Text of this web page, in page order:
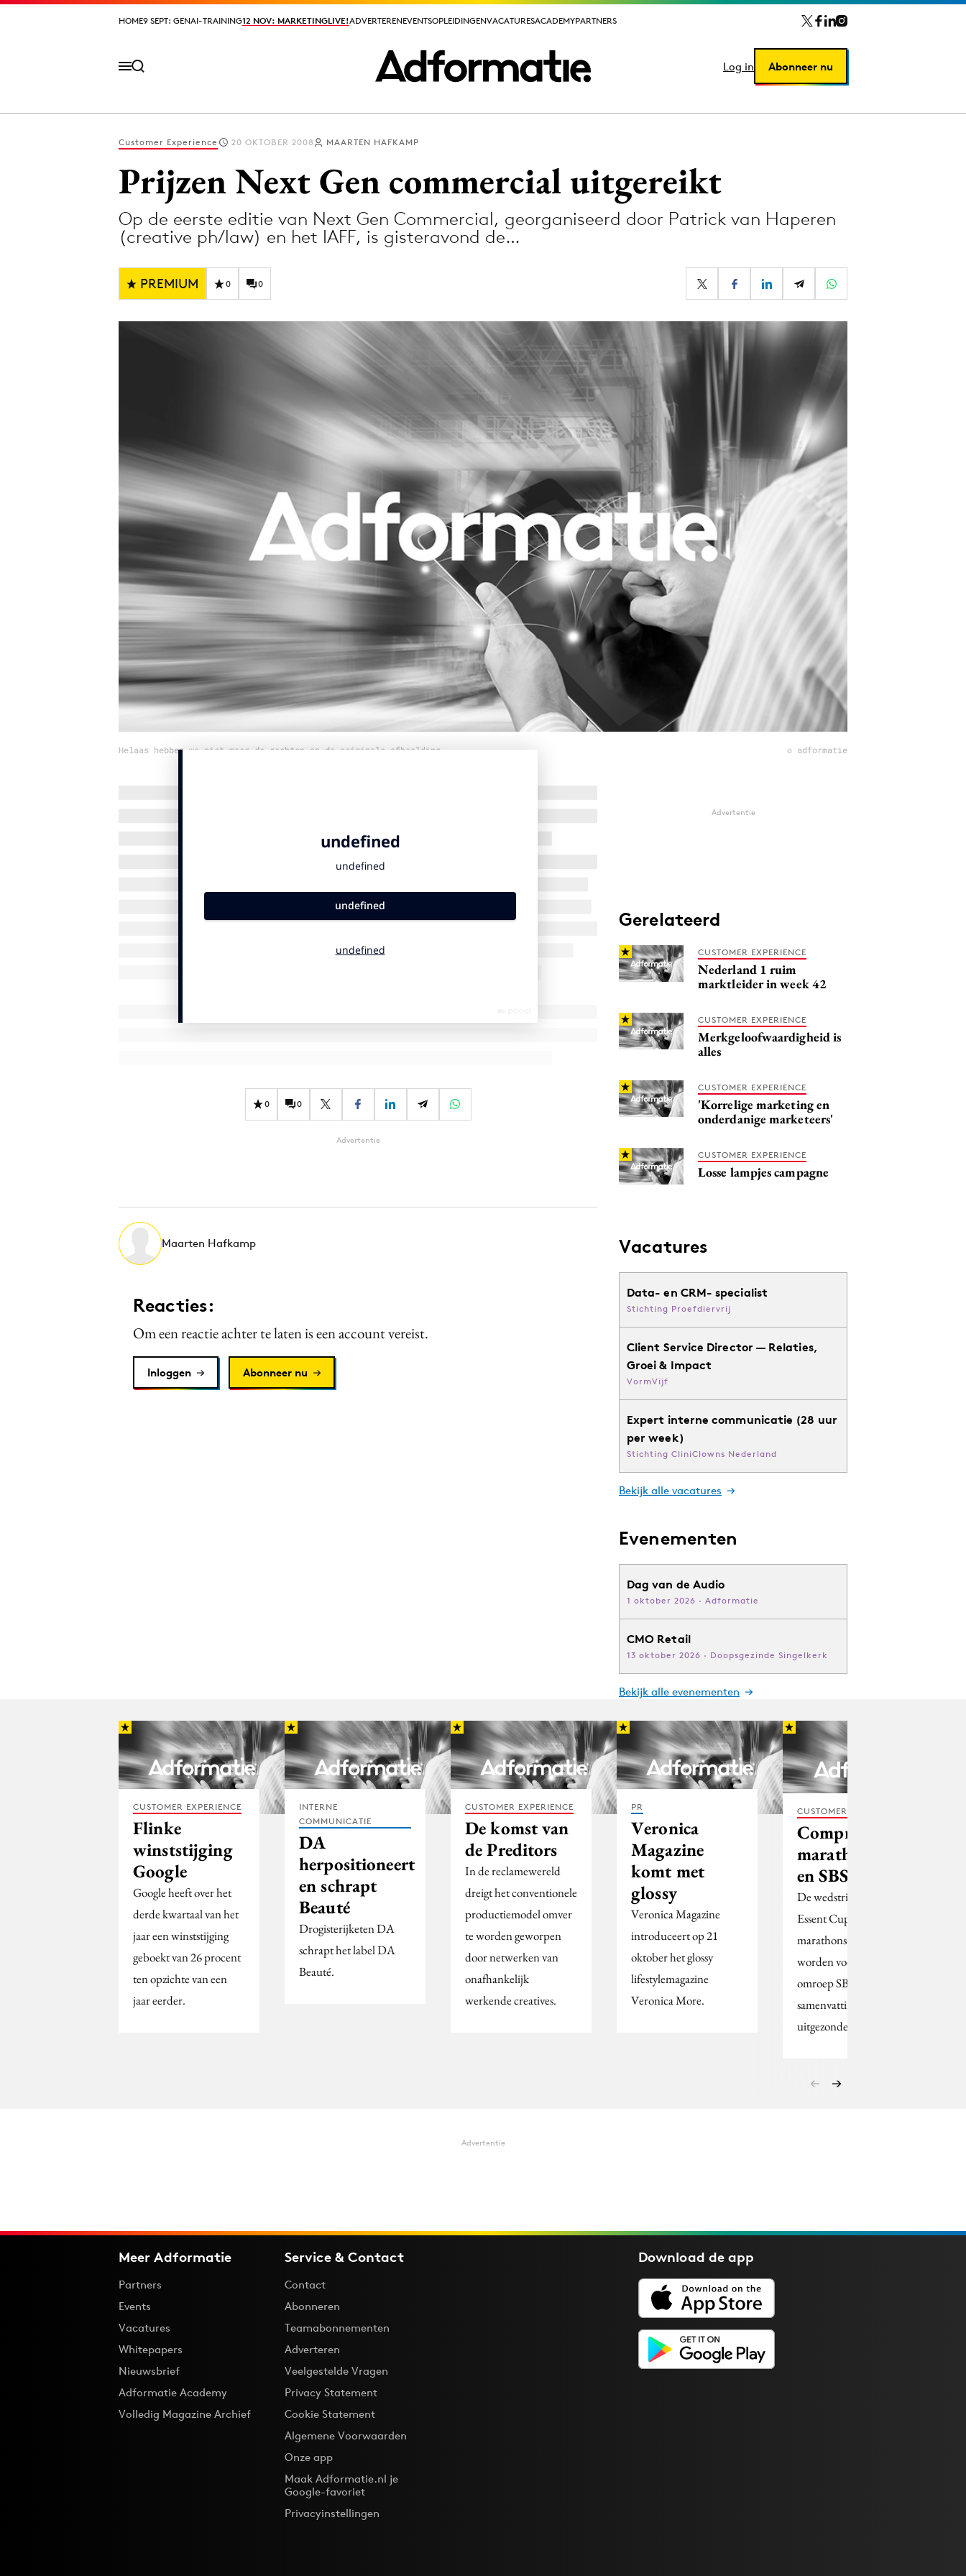
HOME9 SEPT: GENAI-TRAINING12 NOV: MARKETINGLIVE!ADVERTERENEVENTSOPLEIDINGENVACATURESACADEMYPARTNERS
Log in Abonneer nu
HOME9 SEPT: GENAI-TRAINING12 NOV: MARKETINGLIVE!ADVERTERENEVENTSOPLEIDINGENVACATURESACADEMYPARTNERS
Log in Abonneer nu
Digital transformation
Diversiteit
Effectiviteit
Influencer marketing
Interne communicatie
Programmatic
Purpose Marketing
Reputatie & crisis
Customer Experience 20 OKTOBER 2008 MAARTEN HAFKAMP
Prijzen Next Gen commercial uitgereikt
Op de eerste editie van Next Gen Commercial, georganiseerd door Patrick van Haperen
(creative ph/law) en het IAFF, is gisteravond de…
PREMIUM 0 0
Helaas hebben we niet meer de rechten op de originele afbeelding © adformatie
0 0
Advertentie
Maarten Hafkamp
Reacties:
Om een reactie achter te laten is een account vereist.
Inloggen Abonneer nu
Advertentie
Gerelateerd
CUSTOMER EXPERIENCE
Nederland 1 ruim
marktleider in week 42
CUSTOMER EXPERIENCE
Merkgeloofwaardigheid is
alles
CUSTOMER EXPERIENCE
'Korrelige marketing en
onderdanige marketeers'
CUSTOMER EXPERIENCE
Losse lampjes campagne
Vacatures
Data- en CRM- specialist
Stichting Proefdiervrij
Client Service Director — Relaties,
Groei & Impact
VormVijf
Expert interne communicatie (28 uur
per week)
Stichting CliniClowns Nederland
Bekijk alle vacatures
Evenementen
Dag van de Audio
1 oktober 2026 · Adformatie
CMO Retail
13 oktober 2026 · Doopsgezinde Singelkerk
Bekijk alle evenementen
CUSTOMER EXPERIENCE
Flinke
winststijging
Google
Google heeft over het
derde kwartaal van het
jaar een winststijging
geboekt van 26 procent
ten opzichte van een
jaar eerder.
INTERNE
COMMUNICATIE
DA
herpositioneert
en schrapt
Beauté
Drogisterijketen DA
schrapt het label DA
Beauté.
CUSTOMER EXPERIENCE
De komst van
de Preditors
In de reclamewereld
dreigt het conventionele
productiemodel omver
te worden geworpen
door netwerken van
onafhankelijk
werkende creatives.
PR
Veronica
Magazine
komt met
glossy
Veronica Magazine
introduceert op 21
oktober het glossy
lifestylemagazine
Veronica More.
CUSTOMER EXPERIENCE
Compromis
marathonschaatsen
en SBS
De wedstrijden om de
Essent Cup voor
marathonschaatsers
worden voortaan door
omroep SBS op zondag in
samenvatting
uitgezonden.
Advertentie
Meer Adformatie
Partners
Events
Vacatures
Whitepapers
Nieuwsbrief
Adformatie Academy
Volledig Magazine Archief
Service & Contact
Contact
Abonneren
Teamabonnementen
Adverteren
Veelgestelde Vragen
Privacy Statement
Cookie Statement
Algemene Voorwaarden
Onze app
Maak Adformatie.nl je
Google-favoriet
Privacyinstellingen
Download deapp